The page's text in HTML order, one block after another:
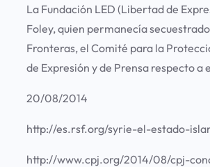
La Fundación LED (Libertad de
Foley, quien permanecía
Fronteras, el Comité para la
de Expresión y de Prensa respecto a
20/08/2014
http://es.rsf.org/syrie-el-estado-
http://www.cpj.org/2014/08/cpj-